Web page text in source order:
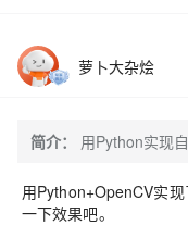
萝卜大杂烩
简介： 用Python实现自
用Python+OpenCV实
一下效果吧。